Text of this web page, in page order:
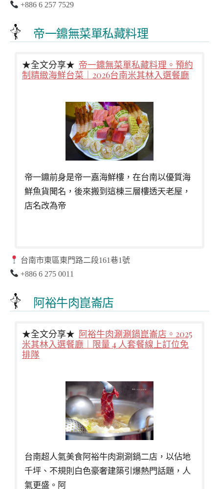
+886 6 257 7529
帝一鐤無菜單私藏料理
★全文分享★ 帝一鐤無菜單私藏料理。預約
制精緻海鮮台菜｜2026台南米其林入選餐廳
帝一鐤前身是帝一嘉海鮮樓，在台南以優質海
鮮魚貨聞名，後來搬到這棟三層樓透天老屋，
店名改為帝
台南市東區東門路二段161巷1號
+886 6 275 0011
阿裕牛肉崑崙店
★全文分享★ 阿裕牛肉涮涮鍋崑崙店。2025
米其林入選餐廳｜限量 4 人套餐線上訂位免
排隊
台南超人氣美食阿裕牛肉涮涮鍋二店，以佔地
千坪、不規則白色豪奢建築引爆熱門話題，人
氣更盛。阿